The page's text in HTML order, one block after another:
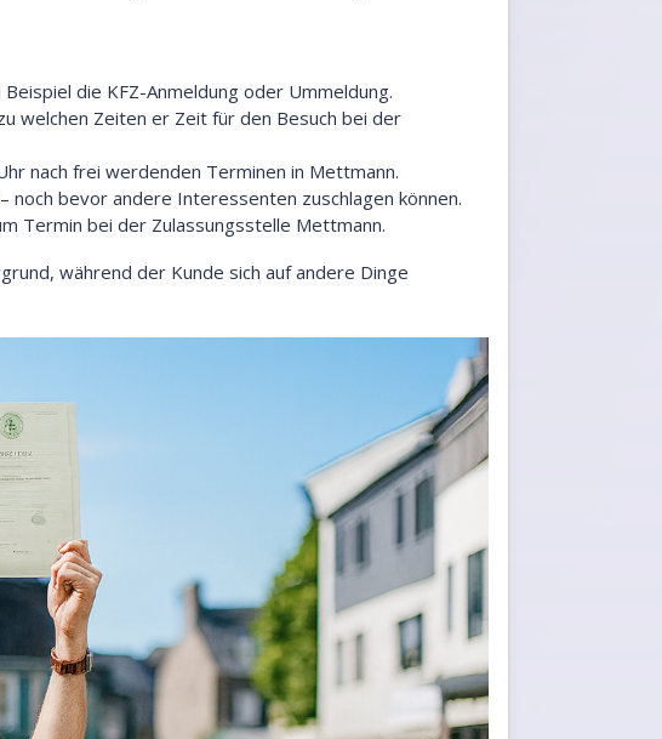
die KFZ-Anmeldung oder Ummeldung.
welchen Zeiten er Zeit für den Besuch bei der
nach frei werdenden Terminen in Mettmann.
bevor andere Interessenten zuschlagen können.
Termin bei der Zulassungsstelle Mettmann.
während der Kunde sich auf andere Dinge